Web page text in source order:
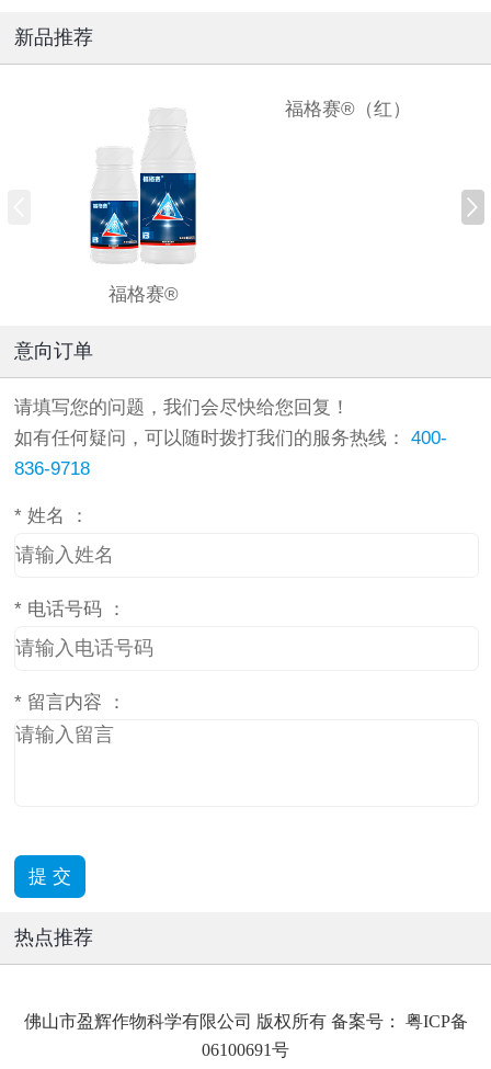
新品推荐
福格赛®
福格赛®（红）
意向订单
请填写您的问题，我们会尽快给您回复！
如有任何疑问，可以随时拨打我们的服务热线： 400-
836-9718
* 姓名 ：
* 电话号码 ：
* 留言内容 ：
热点推荐
佛山市盈辉作物科学有限公司 版权所有 备案号： 粤ICP备
06100691号